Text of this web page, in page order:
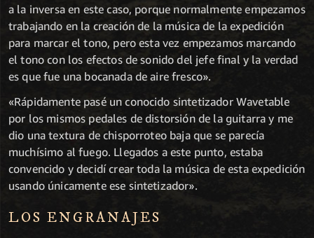
a la inversa en este caso, porque normalmente empezamos
trabajando en la creación de la música de la expedición
para marcar el tono, pero esta vez empezamos marcando
el tono con los efectos de sonido del jefe final y la verdad
es que fue una bocanada de aire fresco».
«Rápidamente pasé un conocido sintetizador Wavetable
por los mismos pedales de distorsión de la guitarra y me
dio una textura de chisporroteo baja que se parecía
muchísimo al fuego. Llegados a este punto, estaba
convencido y decidí crear toda la música de esta expedición
usando únicamente ese sintetizador».
LOS ENGRANAJES